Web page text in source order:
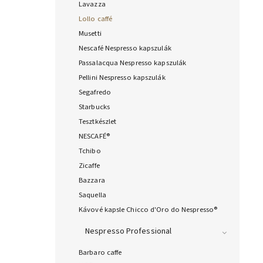
Lavazza
Lollo caffé
Musetti
Nescafé Nespresso kapszulák
Passalacqua Nespresso kapszulák
Pellini Nespresso kapszulák
Segafredo
Starbucks
Tesztkészlet
NESCAFÉ®
Tchibo
Zicaffe
Bazzara
Saquella
Kávové kapsle Chicco d'Oro do Nespresso®
Nespresso Professional
Barbaro caffe